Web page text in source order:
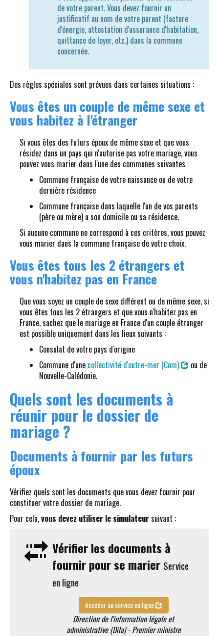
de votre parent. Vous devez fournir un
justificatif au nom de votre parent (facture
d'énergie, attestation d'assurance d'habitation,
quittance de loyer, etc.) dans la commune
concernée.
Des règles spéciales sont prévues dans certaines situations :
Vous êtes un couple de même sexe et
vous habitez à l'étranger
Si vous êtes des futurs époux de même sexe et que vous
résidez dans un pays qui n'autorise pas votre mariage, vous
pouvez vous marier dans l'une des communes suivantes :
Commune française de votre naissance ou de votre
dernière résidence
Commune française dans laquelle l'un de vos parents
(père ou mère) a son domicile ou sa résidence.
Si aucune commune ne correspond à ces critères, vous pouvez
vous marier dans la commune française de votre choix.
Vous êtes tous les 2 étrangers et
vous n'habitez pas en France
Que vous soyez un couple de sexe différent ou de même sexe, si
vous êtes tous les 2 étrangers et que vous n'habitez pas en
France, sachez que le mariage en France d'un couple étranger
est possible uniquement dans les lieux suivants :
Consulat de votre pays d'origine
Commune d'une collectivité d'outre-mer (Com)
ou de
Nouvelle-Calédonie.
Quels sont les documents à
réunir pour le dossier de
mariage ?
Documents à fournir par les futurs
époux
Vérifiez quels sont les documents que vous devez fournir pour
constituer votre dossier de mariage.
Pour cela,vous devez utiliser le simulateur suivant :
Vérifier les documents à
fournir pour se marier Service
en ligne
Accéder au service en ligne
Direction de l'information légale et
administrative (Dila) - Premier ministre